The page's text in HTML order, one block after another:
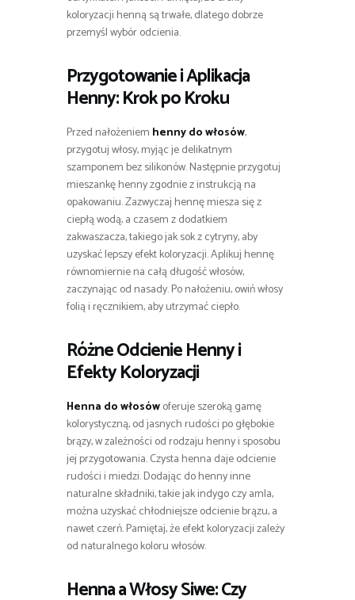
koloryzacji henną są trwałe, dlatego dobrze
przemyśl wybór odcienia.
Przygotowanie i Aplikacja
Henny: Krok po Kroku
Przed nałożeniem henny do włosów,
przygotuj włosy, myjąc je delikatnym
szamponem bez silikonów. Następnie przygotuj
mieszankę henny zgodnie z instrukcją na
opakowaniu. Zazwyczaj hennę miesza się z
ciepłą wodą, a czasem z dodatkiem
zakwaszacza, takiego jak sok z cytryny, aby
uzyskać lepszy efekt koloryzacji. Aplikuj hennę
równomiernie na całą długość włosów,
zaczynając od nasady. Po nałożeniu, owiń włosy
folią i ręcznikiem, aby utrzymać ciepło.
Różne Odcienie Henny i
Efekty Koloryzacji
Henna do włosówoferuje szeroką gamę
kolorystyczną, od jasnych rudości po głębokie
brązy, w zależności od rodzaju henny i sposobu
jej przygotowania. Czysta henna daje odcienie
rudości i miedzi. Dodając do henny inne
naturalne składniki, takie jak indygo czy amla,
można uzyskać chłodniejsze odcienie brązu, a
nawet czerń. Pamiętaj, że efekt koloryzacji zależy
od naturalnego koloru włosów.
Henna a Włosy Siwe: Czy